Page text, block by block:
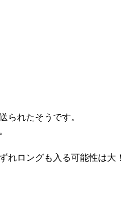
られたそうです。
れロングも入る可能性は大！